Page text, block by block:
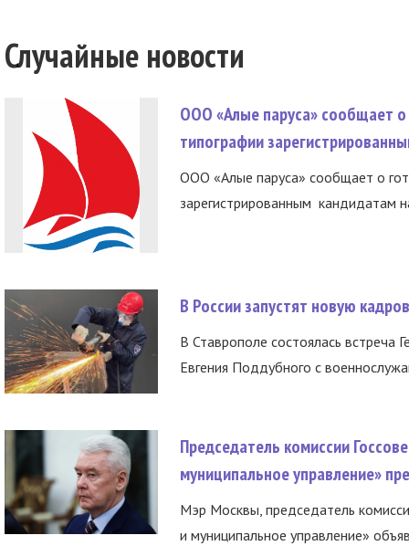
Случайные новости
ООО «Алые паруса» сообщает о
типографии
ООО «Алые паруса» сообщает о
зарегистрированным кандидатам
В России запустят новую
В Ставрополе состоялась встреча
Евгения Поддубного с
Председатель комиссии
муниципальное управление»
Мэр Москвы, председатель
и муниципальное управление»